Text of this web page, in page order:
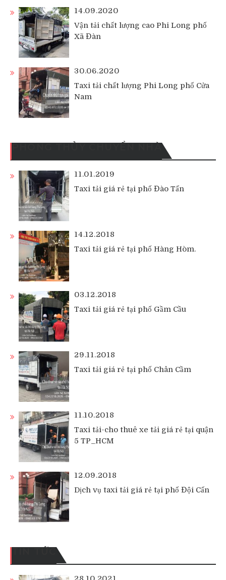
14.09.2020
Vận tải chất lượng cao Phi Long phố
Xã Đàn
30.06.2020
Taxi tải chất lượng Phi Long phố Cửa
Nam
11.01.2019
Taxi tải giá rẻ tại phố Đào Tấn
14.12.2018
Taxi tải giá rẻ tại phố Hàng Hòm.
03.12.2018
Taxi tải giá rẻ tại phố Gầm Cầu
29.11.2018
Taxi tải giá rẻ tại phố Chân Cầm
11.10.2018
Taxi tải-cho thuê xe tải giá rẻ tại quận
5 TP_HCM
12.09.2018
Dịch vụ taxi tải giá rẻ tại phố Đội Cấn
TIN TỨC